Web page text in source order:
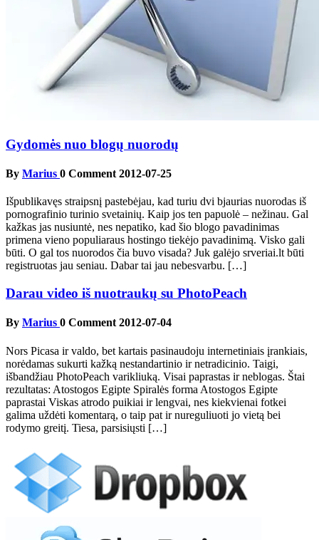
Gydomės nuo blogų nuorodų
By Marius 0 Comment 2012-07-25
Išpublikavęs straipsnį pastebėjau, kad turiu dvi bjaurias nuorodas iš
pornografinio turinio svetainių. Kaip jos ten papuolė – nežinau. Gal
kažkas jas nusiuntė, nes nepatiko, kad šio blogo pavadinimas
primena vieno populiaraus hostingo tiekėjo pavadinimą. Visko gali
būti. O gal tos nuorodos čia buvo visada? Juk galėjo srveriai.lt būti
registruotas jau seniau. Dabar tai jau nebesvarbu. […]
Darau video iš nuotraukų su PhotoPeach
By Marius 0 Comment 2012-07-04
Nors Picasa ir valdo, bet kartais pasinaudoju internetiniais įrankiais,
norėdamas sukurti kažką nestandartinio ir netradicinio. Taigi,
išbandžiau PhotoPeach varikliuką. Visai paprastas ir neblogas. Štai
rezultatas: Atostogos Egipte Spiralės forma Atostogos Egipte
paprastai Viskas atrodo puikiai ir lengvai, nes kiekvienai fotkei
galima uždėti komentarą, o taip pat ir nureguliuoti jo vietą bei
rodymo greitį. Tiesa, parsisiųsti […]